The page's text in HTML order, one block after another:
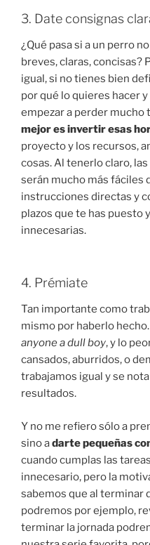
3. Date consignas
¿Qué pasa si a un perro
breves, claras, concisas?
igual, si no tienes bien
por qué lo quieres hacer
empezar a perder mucho
mejor es invertir esas
proyecto y los recursos,
cosas. Al tenerlo claro,
serán mucho más fáciles
instrucciones directas y
plazos que te has puesto
innecesarias.
4. Prémiate
Tan importante como
mismo por haberlo hecho.
anyone a dull boy, y lo
cansados, aburridos, o
trabajamos igual y se
resultados.
Y no me refiero sólo a
sino adarte pequeñas
cuando cumplas las
innecesario, pero la
sabemos que al terminar
podremos por ejemplo,
terminar la jornada